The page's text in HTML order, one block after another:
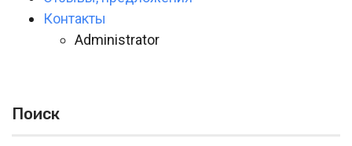
Контакты
Administrator
Поиск